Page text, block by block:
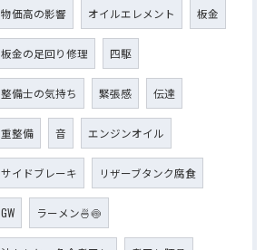
物価高の影響 オイルエレメント 板金
板金の足回り修理 四駆
整備士の気持ち 緊張感 伝達
重整備 音 エンジンオイル
サイドブレーキ リザーブタンク腐食
GW ラーメン🍜🍥